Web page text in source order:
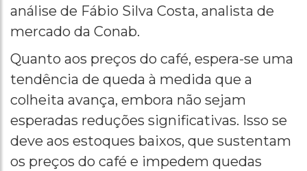
análise de Fábio Silva Costa, analista de
mercado da Conab.
Quanto aos preços do café, espera-se uma
tendência de queda à medida que a
colheita avança, embora não sejam
esperadas reduções significativas. Isso se
deve aos estoques baixos, que sustentam
os preços do café e impedem quedas